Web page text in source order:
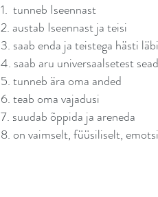
1. tunneb Iseennast
2. austab Iseennast ja teisi
3. saab enda ja teistega hästi läbi
4. saab aru universaalsetest
5. tunneb ära oma anded
6. teab oma vajadusi
7. suudab õppida ja areneda
8. on vaimselt, füüsiliselt,